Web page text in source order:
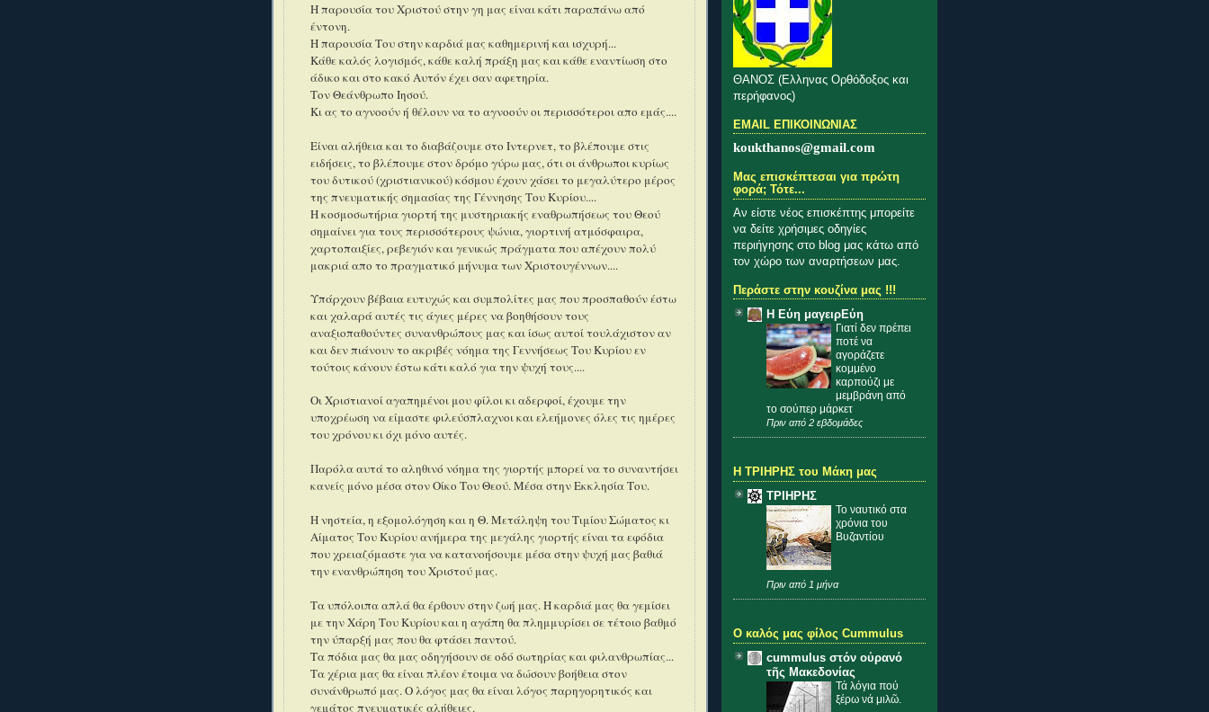
Η παρουσία του Χριστού στην γη μας είναι κάτι παραπάνω από
έντονη.
Η παρουσία Του στην καρδιά μας καθημερινή και ισχυρή...
Κάθε καλός λογισμός, κάθε καλή πράξη μας και κάθε εναντίωση στο
άδικο και στο κακό Αυτόν έχει σαν αφετηρία.
Τον Θεάνθρωπο Ιησού.
Κι ας το αγνοούν ή θέλουν να το αγνοούν οι περισσότεροι απο εμάς....
Είναι αλήθεια και το διαβάζουμε στο Ιντερνετ, το βλέπουμε στις
ειδήσεις, το βλέπουμε στον δρόμο γύρω μας, ότι οι άνθρωποι κυρίως
του δυτικού (χριστιανικού) κόσμου έχουν χάσει το μεγαλύτερο μέρος
της πνευματικής σημασίας της Γέννησης Του Κυρίου....
Η κοσμοσωτήρια γιορτή της μυστηριακής εναθρωπήσεως του Θεού
σημαίνει για τους περισσότερους ψώνια, γιορτινή ατμόσφαιρα,
χαρτοπαιξίες, ρεβεγιόν και γενικώς πράγματα που απέχουν πολύ
μακριά απο το πραγματικό μήνυμα των Χριστουγέννων....
Υπάρχουν βέβαια ευτυχώς και συμπολίτες μας που προσπαθούν έστω
και χαλαρά αυτές τις άγιες μέρες να βοηθήσουν τους
αναξιοπαθούντες συνανθρώπους μας και ίσως αυτοί τουλάχιστον αν
και δεν πιάνουν το ακριβές νόημα της Γεννήσεως Του Κυρίου εν
τούτοις κάνουν έστω κάτι καλό για την ψυχή τους....
Οι Χριστιανοί αγαπημένοι μου φίλοι κι αδερφοί, έχουμε την
υποχρέωση να είμαστε φιλεύσπλαχνοι και ελεήμονες όλες τις ημέρες
του χρόνου κι όχι μόνο αυτές.
Παρόλα αυτά το αληθινό νόημα της γιορτής μπορεί να το συναντήσει
κανείς μόνο μέσα στον Οίκο Του Θεού. Μέσα στην Εκκλησία Του.
Η νηστεία, η εξομολόγηση και η Θ. Μετάληψη του Τιμίου Σώματος κι
Αίματος Του Κυρίου ανήμερα της μεγάλης γιορτής είναι τα εφόδια
που χρειαζόμαστε για να κατανοήσουμε μέσα στην ψυχή μας βαθιά
την ενανθρώπηση του Χριστού μας.
Τα υπόλοιπα απλά θα έρθουν στην ζωή μας. Η καρδιά μας θα γεμίσει
με την Χάρη Του Κυρίου και η αγάπη θα πλημμυρίσει σε τέτοιο βαθμό
την ύπαρξή μας που θα φτάσει παντού.
Τα πόδια μας θα μας οδηγήσουν σε οδό σωτηρίας και φιλανθρωπίας...
Τα χέρια μας θα είναι πλέον έτοιμα να δώσουν βοήθεια στον
συνάνθρωπό μας. Ο λόγος μας θα είναι λόγος παρηγορητικός και
γεμάτος πνευματικές αλήθειες.
ΘΑΝΟΣ (Ελληνας Ορθόδοξος και
περήφανος)
EMAIL ΕΠΙΚΟΙΝΩΝΙΑΣ
koukthanos@gmail.com
Μας επισκέπτεσαι για πρώτη
φορά; Τότε...
Αν είστε νέος επισκέπτης μπορείτε
να δείτε χρήσιμες οδηγίες
περιήγησης στο blog μας κάτω από
τον χώρο των αναρτήσεων μας.
Περάστε στην κουζίνα μας !!!
Η Εύη μαγειρΕύη
Γιατί δεν πρέπει
ποτέ να
αγοράζετε
κομμένο
καρπούζι με
μεμβράνη από
το σούπερ μάρκετ
Πριν από 2 εβδομάδες
Η ΤΡΙΗΡΗΣ του Μάκη μας
ΤΡΙΗΡΗΣ
Το ναυτικό στα
χρόνια του
Βυζαντίου
Πριν από 1 μήνα
Ο καλός μας φίλος Cummulus
cummulus στόν οὐρανό
τῆς Μακεδονίας
Τά λόγια πού
ξέρω νά μιλῶ.